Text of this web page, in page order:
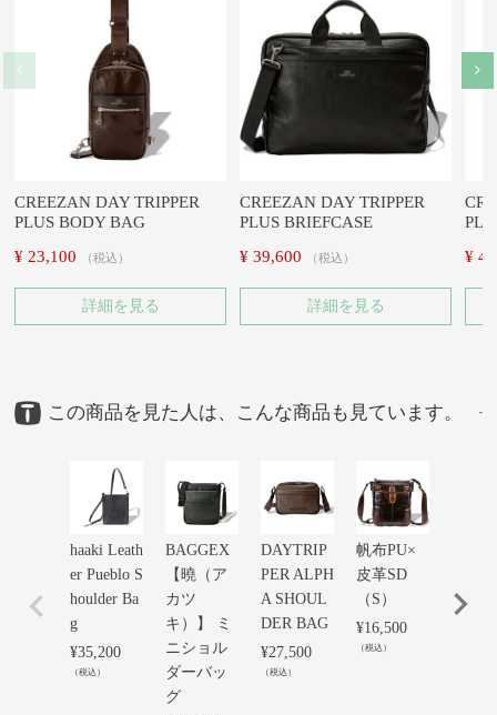
CREEZAN DAY TRIPPER
PLUS BODY BAG
¥ 23,100 税込
詳細を見る
CREEZAN DAY TRIPPER
PLUS BRIEFCASE
¥ 39,600 税込
詳細を見る
¥
この商品を見た人は、こんな商品も見ています。
haaki Leath
er Pueblo S
houlder Ba
g
¥35,200
（税込）
BAGGEX
【曉（ア
カツ
キ）】 ミ
ニショル
ダーバッ
グ
DAYTRIP
PER ALPH
A SHOUL
DER BAG
¥27,500
（税込）
帆布PU×
皮革SD
（S）
¥16,500
（税込）
セシ